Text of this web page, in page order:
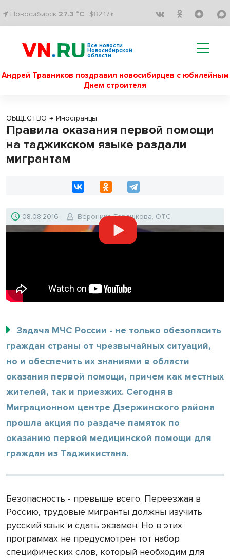
Новосибирск 27.3 °C $82.17↑
Все новости
Новосибирской
области
Андрей Травников поздравил новосибирцев с юбилейным
Днем строителя
ОБЩЕСТВО → Иностранцы
Правила оказания первой помощи
на таджикском языке раздали
мигрантам
08.08.2016 Вероника Барашкова, ОТС
Задача МЧС России - не только обезопасить
граждан страны от чрезвычайных ситуаций,
но и обеспечить их знаниями в области
оказания первой помощи, причем как местных
жителей, так и приезжих. Сегодня в
Миграционном центре Дзержинского района
прошла акция по раздаче памяток по
оказанию первой медицинской помощи для
граждан из Таджикистана.
Безопасность - превыше всего. Переезжая в
Россию, трудовые мигранты должны изучить
русский язык и сдать экзамен. Но в этих
программах не предусмотрен тот набор
специфических слов, который необходим для